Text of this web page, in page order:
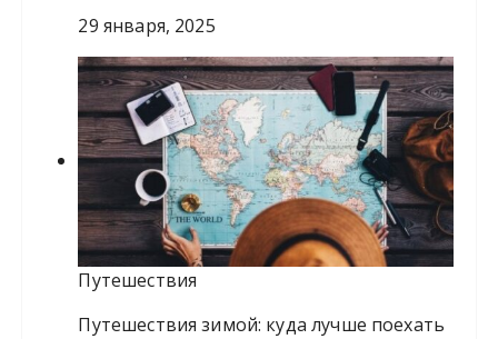
29 января, 2025
Путешествия
Путешествия зимой: куда лучше поехать